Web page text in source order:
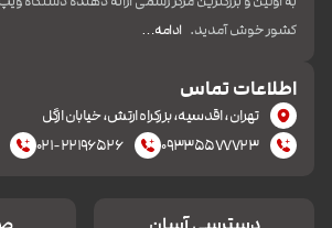
کشور خوش آمدید. ادامه…
اطلاعات تماس
تهران، اقدسیه، بزرکراه ارتش، خیابان ازگل
۰۹۳۳۵۵۷۷۷۲۳
۰۲۱-۲۲۱۹۶۵۲۶